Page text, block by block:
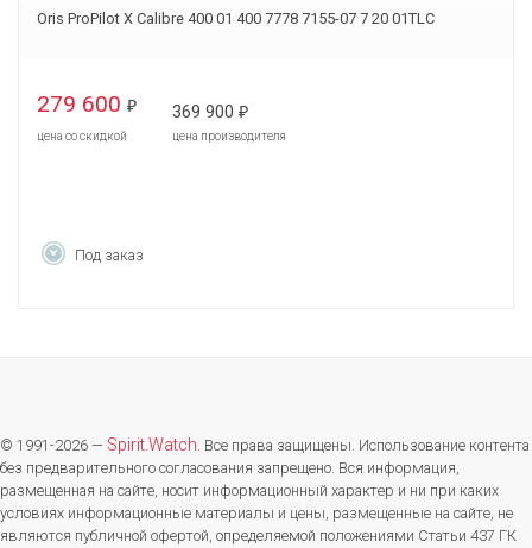
Oris ProPilot X Calibre 400 01 400 7778 7155-07 7 20 01TLC
279 600 ₽
цена со скидкой
369 900 ₽
цена производителя
Под заказ
© 1991-2026 — Spirit.Watch. Все права защищены. Использование контента
без предварительного согласования запрещено. Вся информация,
размещенная на сайте, носит информационный характер и ни при каких
условиях информационные материалы и цены, размещенные на сайте, не
являются публичной офертой, определяемой положениями Статьи 437 ГК